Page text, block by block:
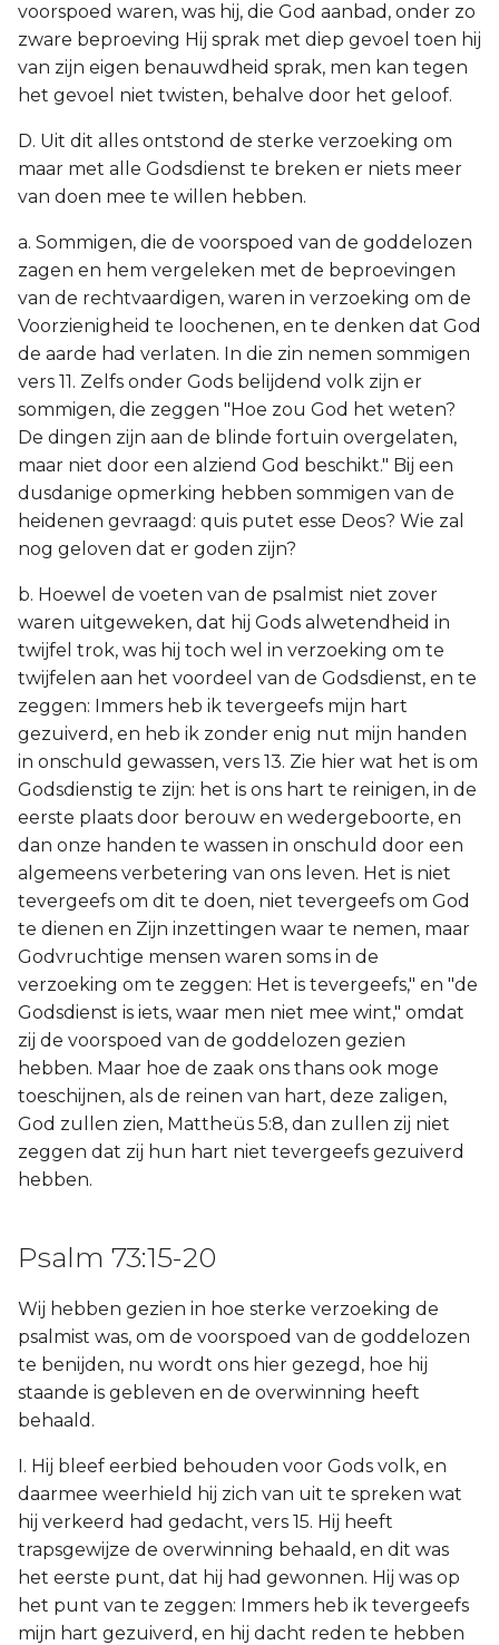
voorspoed waren, was hij, die God aanbad, onder zo
zware beproeving Hij sprak met diep gevoel toen hij
van zijn eigen benauwdheid sprak, men kan tegen
het gevoel niet twisten, behalve door het geloof.
D. Uit dit alles ontstond de sterke verzoeking om
maar met alle Godsdienst te breken er niets meer
van doen mee te willen hebben.
a. Sommigen, die de voorspoed van de goddelozen
zagen en hem vergeleken met de beproevingen
van de rechtvaardigen, waren in verzoeking om de
Voorzienigheid te loochenen, en te denken dat God
de aarde had verlaten. In die zin nemen sommigen
vers 11. Zelfs onder Gods belijdend volk zijn er
sommigen, die zeggen "Hoe zou God het weten?
De dingen zijn aan de blinde fortuin overgelaten,
maar niet door een alziend God beschikt." Bij een
dusdanige opmerking hebben sommigen van de
heidenen gevraagd: quis putet esse Deos? Wie zal
nog geloven dat er goden zijn?
b. Hoewel de voeten van de psalmist niet zover
waren uitgeweken, dat hij Gods alwetendheid in
twijfel trok, was hij toch wel in verzoeking om te
twijfelen aan het voordeel van de Godsdienst, en te
zeggen: Immers heb ik tevergeefs mijn hart
gezuiverd, en heb ik zonder enig nut mijn handen
in onschuld gewassen, vers 13. Zie hier wat het is om
Godsdienstig te zijn: het is ons hart te reinigen, in de
eerste plaats door berouw en wedergeboorte, en
dan onze handen te wassen in onschuld door een
algemeens verbetering van ons leven. Het is niet
tevergeefs om dit te doen, niet tevergeefs om God
te dienen en Zijn inzettingen waar te nemen, maar
Godvruchtige mensen waren soms in de
verzoeking om te zeggen: Het is tevergeefs," en "de
Godsdienst is iets, waar men niet mee wint," omdat
zij de voorspoed van de goddelozen gezien
hebben. Maar hoe de zaak ons thans ook moge
toeschijnen, als de reinen van hart, deze zaligen,
God zullen zien, Mattheüs 5:8, dan zullen zij niet
zeggen dat zij hun hart niet tevergeefs gezuiverd
hebben.
Psalm 73:15-20
Wij hebben gezien in hoe sterke verzoeking de
psalmist was, om de voorspoed van de goddelozen
te benijden, nu wordt ons hier gezegd, hoe hij
staande is gebleven en de overwinning heeft
behaald.
I. Hij bleef eerbied behouden voor Gods volk, en
daarmee weerhield hij zich van uit te spreken wat
hij verkeerd had gedacht, vers 15. Hij heeft
trapsgewijze de overwinning behaald, en dit was
het eerste punt, dat hij had gewonnen. Hij was op
het punt van te zeggen: Immers heb ik tevergeefs
mijn hart gezuiverd, en hij dacht reden te hebben